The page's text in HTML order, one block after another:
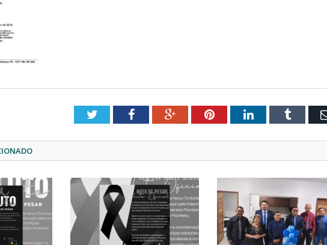
TwitterFacebookGoogle+PinterestLinkedInTumblr